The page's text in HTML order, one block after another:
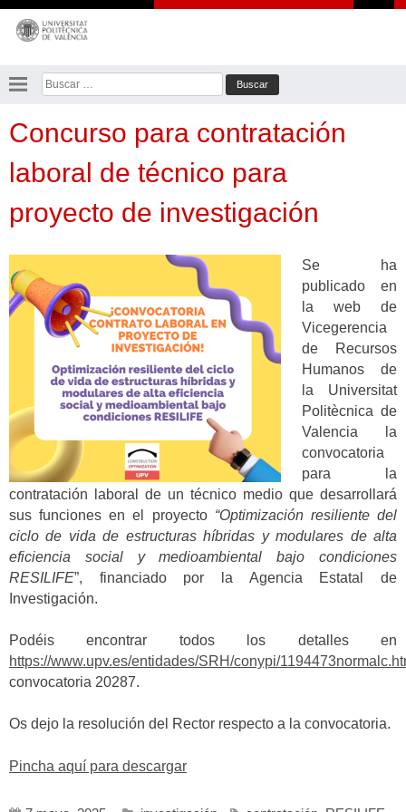
Saltar
contenido
Buscar:
Concurso para contratación
laboral de técnico para
proyecto de investigación
Se ha
publicado en
la web de
Vicegerencia
de Recursos
Humanos de
la Universitat
Politècnica de
Valencia la
convocatoria
para la
contratación laboral de un técnico medio que desarrollará
sus funciones en el proyecto “Optimización resiliente del
ciclo de vida de estructuras híbridas y modulares de alta
eficiencia social y medioambiental bajo condiciones
RESILIFE”, financiado por la Agencia Estatal de
Investigación.
Podéis encontrar todos los detalles en
https://www.upv.es/entidades/SRH/conypi/
convocatoria 20287.
Os dejo la resolución del Rector respecto a la convocatoria.
Pincha aquí para descargar